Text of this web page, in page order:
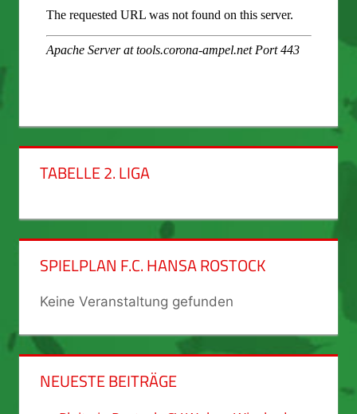
TABELLE 2. LIGA
SPIELPLAN F.C. HANSA ROSTOCK
Keine Veranstaltung gefunden
NEUESTE BEITRÄGE